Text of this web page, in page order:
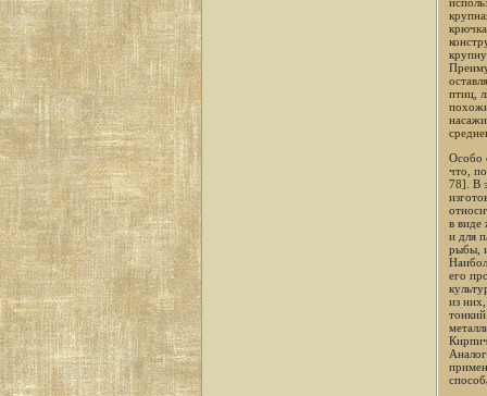
птиц,
Особо
что,
78]. В
в виде
и для
рыбы,
его
из